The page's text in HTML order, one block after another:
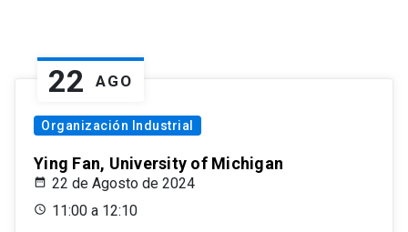
22 AGO
Organización Industrial
Ying Fan, University of Michigan
22 de Agosto de 2024
11:00 a 12:10